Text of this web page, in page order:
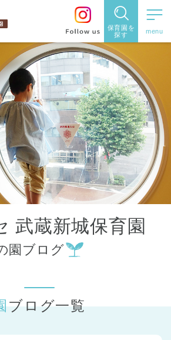
保育園を
探す
保育園を探す
住所・駅
名から探
す
都道府県
から探す
武蔵新城保育園
園ブログ
園ブログ一覧